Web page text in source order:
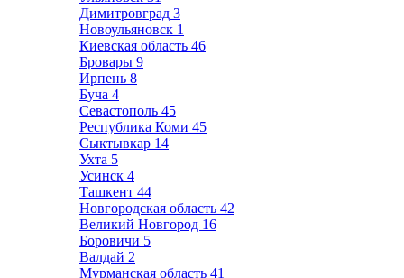
Димитровград 3
Новоульяновск 1
Киевская область 46
Бровары 9
Ирпень 8
Буча 4
Севастополь 45
Республика Коми 45
Сыктывкар 14
Ухта 5
Усинск 4
Ташкент 44
Новгородская область 42
Великий Новгород 16
Боровичи 5
Валдай 2
Мурманская область 41